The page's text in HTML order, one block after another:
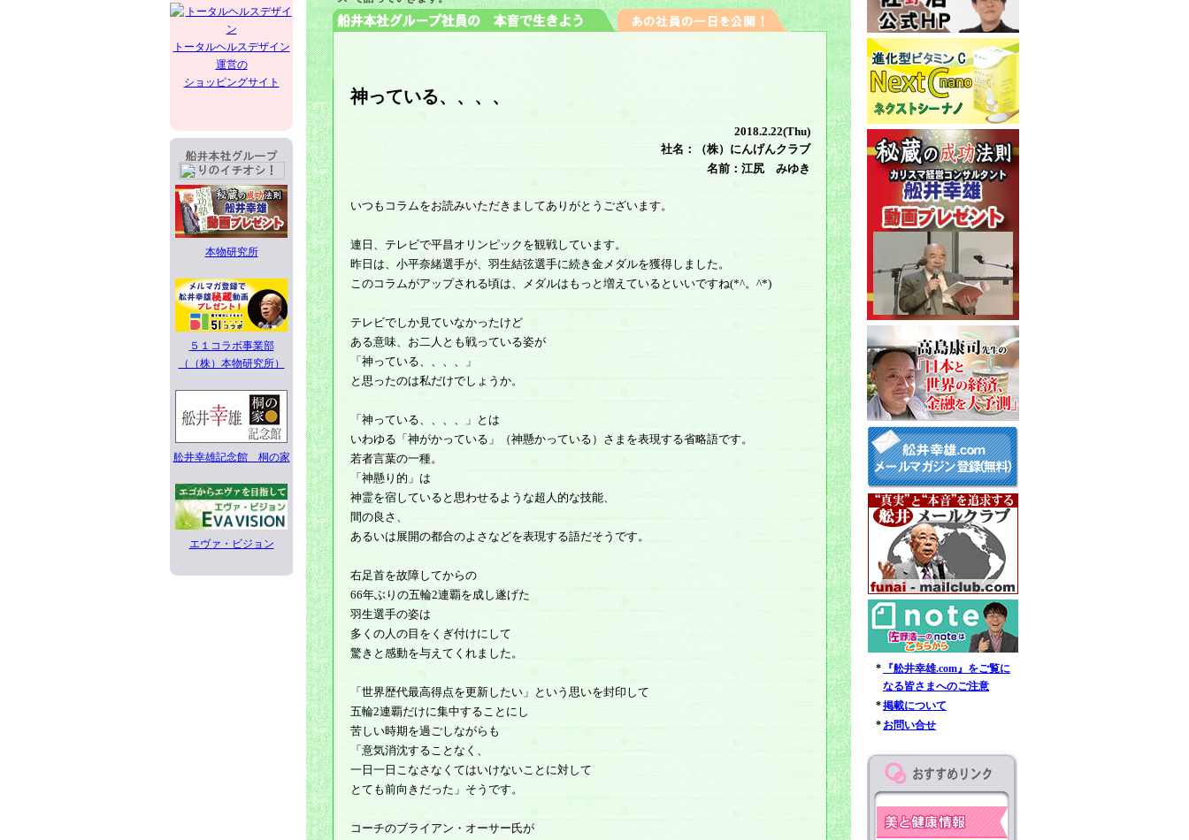
トータルヘルスデザイン
運営の
ショッピングサイト
本物研究所
５１コラボ事業部
（（株）本物研究所）
舩井幸雄記念館 桐の家
エヴァ・ビジョン
神っている、、、、
2018.2.22(Thu)
社名：（株）にんげんクラブ
名前：江尻 みゆき
いつもコラムをお読みいただきましてありがとうございます。
連日、テレビで平昌オリンピックを観戦しています。
昨日は、小平奈緒選手が、羽生結弦選手に続き金メダルを獲得しました。
このコラムがアップされる頃は、メダルはもっと増えているといいですね(*^。^*)
テレビでしか見ていなかったけど
ある意味、お二人とも戦っている姿が
「神っている、、、、」
と思ったのは私だけでしょうか。
「神っている、、、、」とは
いわゆる「神がかっている」（神懸かっている）さまを表現する省略語です。
若者言葉の一種。
「神懸り的」は
神霊を宿していると思わせるような超人的な技能、
間の良さ、
あるいは展開の都合のよさなどを表現する語だそうです。
右足首を故障してからの
66年ぶりの五輪2連覇を成し遂げた
羽生選手の姿は
多くの人の目をくぎ付けにして
驚きと感動を与えてくれました。
「世界歴代最高得点を更新したい」という思いを封印して
五輪2連覇だけに集中することにし
苦しい時期を過ごしながらも
「意気消沈することなく、
一日一日こなさなくてはいけないことに対して
とても前向きだった」そうです。
コーチのブライアン・オーサー氏が
*
『舩井幸雄.com』をご覧に
なる皆さまへのご注意
*掲載について
* お問い合せ